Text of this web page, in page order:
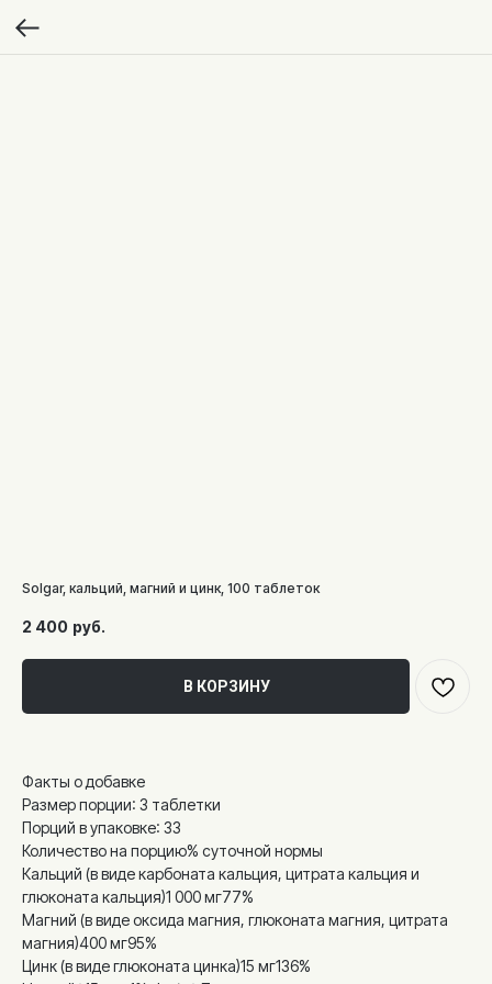
Solgar, кальций, магний и цинк, 100 таблеток
2 400 руб.
В КОРЗИНУ
Факты о добавке
Размер порции: 3 таблетки
Порций в упаковке: 33
Количество на порцию% суточной нормы
Кальций (в виде карбоната кальция, цитрата кальция и
глюконата кальция)1 000 мг77%
Магний (в виде оксида магния, глюконата магния, цитрата
магния)400 мг95%
Цинк (в виде глюконата цинка)15 мг136%